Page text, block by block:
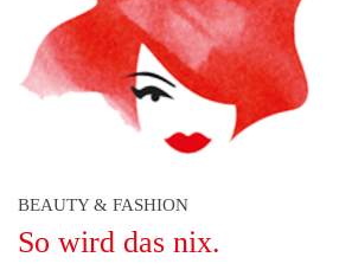
BEAUTY & FASHION
So wird das nix.